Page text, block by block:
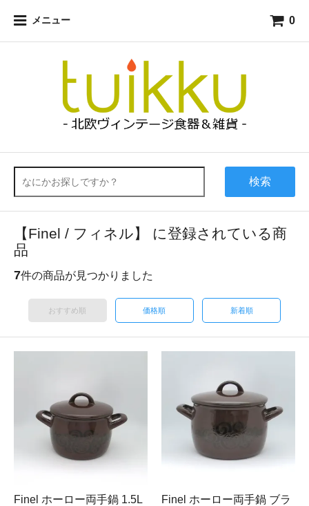
メニュー 0
検索
【Finel / フィネル】 に登録されている商
品
7件の商品が見つかりました
おすすめ順 価格順 新着順
Finel ホーロー両手鍋 1.5L
Finel ホーロー両手鍋 ブラ